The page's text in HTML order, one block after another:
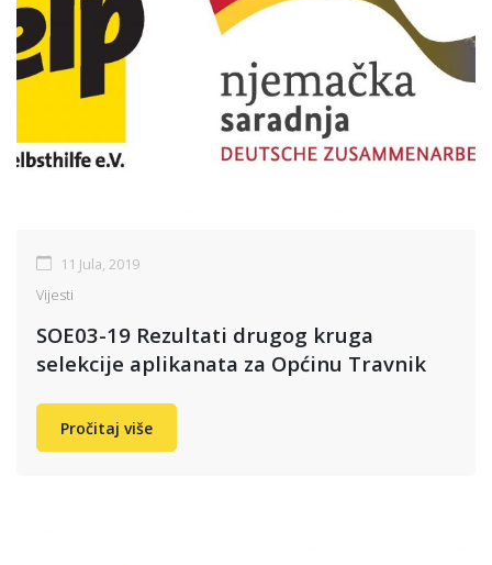
11 Jula, 2019
Vijesti
SOE03-19 Rezultati drugog kruga
selekcije aplikanata za Općinu Travnik
Pročitaj više